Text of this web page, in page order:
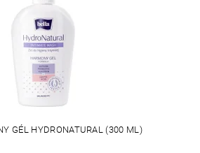
GÉL HYDRONATURAL (300 ML)